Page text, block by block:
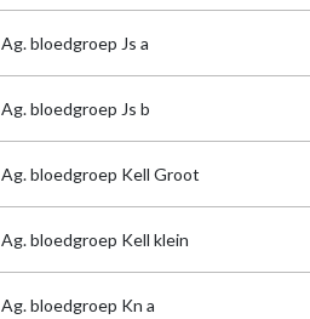
Ag. bloedgroep Js a
Ag. bloedgroep Js b
Ag. bloedgroep Kell Groot
Ag. bloedgroep Kell klein
Ag. bloedgroep Kn a